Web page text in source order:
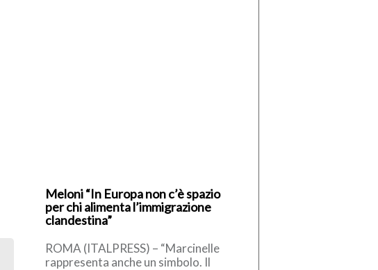
Meloni “In Europa non c’è spazio
per chi alimenta l’immigrazione
clandestina”
ROMA (ITALPRESS) – “Marcinelle
rappresenta anche un simbolo. Il